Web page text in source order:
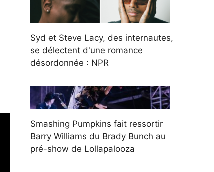
Syd et Steve Lacy, des internautes,
se délectent d'une romance
désordonnée : NPR
Smashing Pumpkins fait ressortir
Barry Williams du Brady Bunch au
pré-show de Lollapalooza